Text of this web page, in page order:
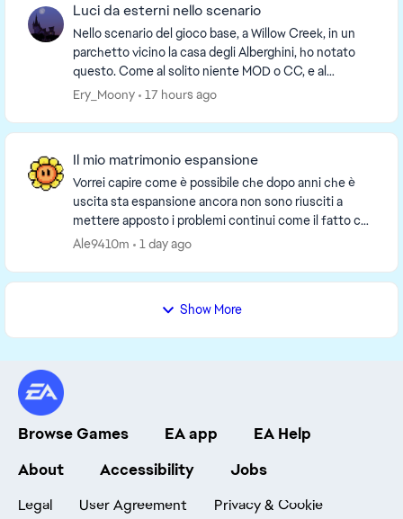
Luci da esterni nello scenario
Nello scenario del gioco base, a Willow Creek, in un
parchetto vicino la casa degli Alberghini, ho notato
questo. Come al solito niente MOD o CC, e al
Ery_Moony 17 hours ago
Il mio matrimonio espansione
Vorrei capire come è possibile che dopo anni che è
uscita sta espansione ancora non sono riusciti a
mettere apposto i problemi continui come il fatto che
Ale9410m 1 day ago
Show More
Browse Games EA app
EA Help
About
Accessibility Jobs
Legal User Agreement Privacy & Cookie